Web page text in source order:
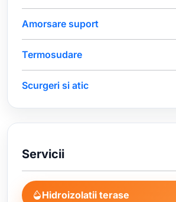
Amorsare suport
Termosudare
Scurgeri si atic
Servicii
Hidroizolatii terase